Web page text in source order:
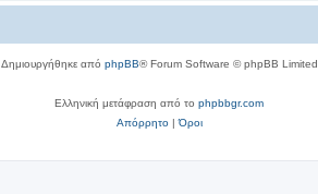
Δημιουργήθηκε από phpBB® Forum Software © phpBB Limited
Ελληνική μετάφραση από το phpbbgr.com
Απόρρητο|Όροι